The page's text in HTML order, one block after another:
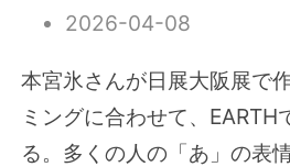
2026-04-08
本宮氷さんが日展大阪展で
ミングに合わせて、EARTH
る。多くの人の「あ」の表